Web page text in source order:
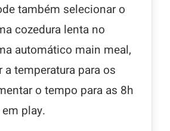
também selecionar o
cozedura lenta no
automático main meal,
a temperatura para os
o tempo para as 8h
play.